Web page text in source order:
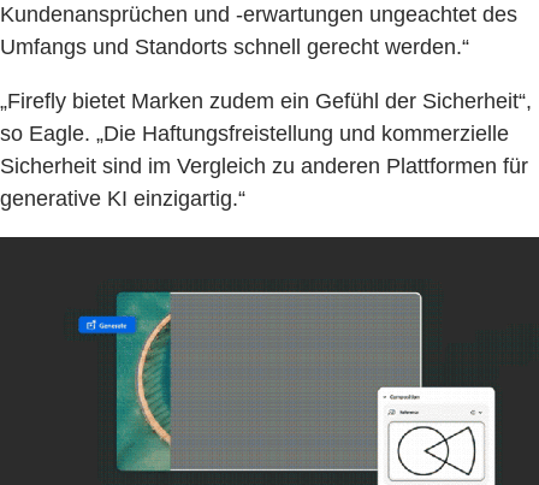
Kundenansprüchen und -erwartungen ungeachtet des
Umfangs und Standorts schnell gerecht werden.“
„Firefly bietet Marken zudem ein Gefühl der Sicherheit“,
so Eagle. „Die Haftungsfreistellung und kommerzielle
Sicherheit sind im Vergleich zu anderen Plattformen für
generative KI einzigartig.“